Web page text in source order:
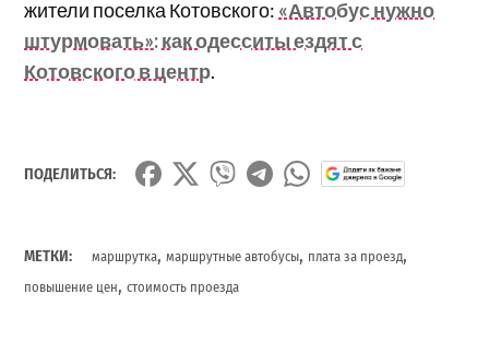
жители поселка Котовского: «Автобус нужно
штурмовать»: как одесситы ездят с
Котовского в центр.
ПОДЕЛИТЬСЯ:
МЕТКИ: маршрутка,маршрутные автобусы, плата за проезд,
повышение цен,стоимость проезда